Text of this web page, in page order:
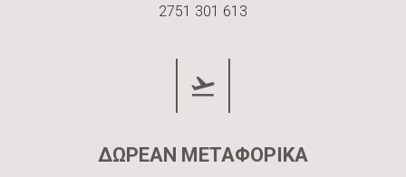
2751 301 613
ΔΩΡΕΑΝ ΜΕΤΑΦΟΡΙΚΑ